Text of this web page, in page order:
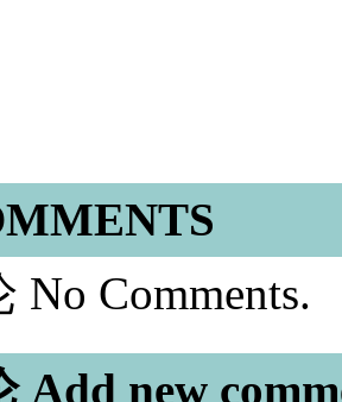
No Comments.
Add new